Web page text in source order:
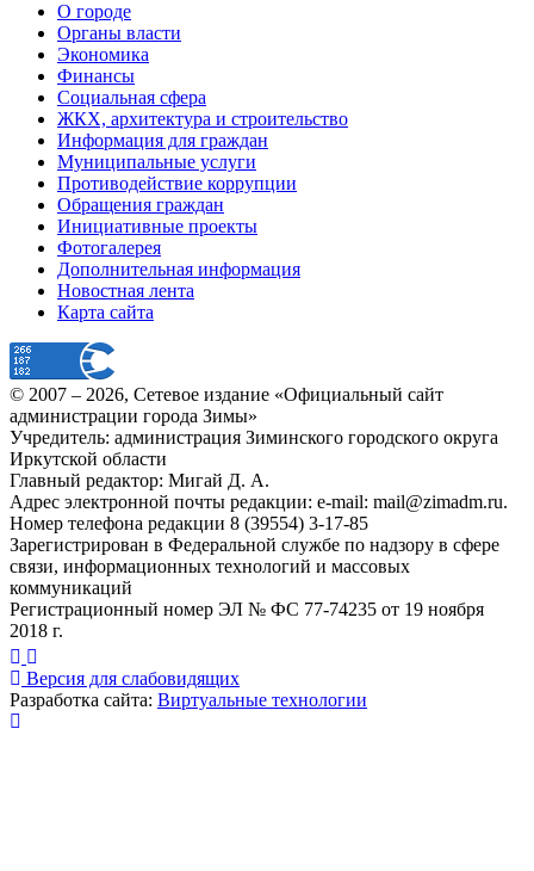
О городе
Органы власти
Экономика
Финансы
Социальная сфера
ЖКХ, архитектура и строительство
Информация для граждан
Муниципальные услуги
Противодействие коррупции
Обращения граждан
Инициативные проекты
Фотогалерея
Дополнительная информация
Новостная лента
Карта сайта
© 2007 – 2026, Сетевое издание «Официальный сайт
администрации города Зимы»
Учредитель: администрация Зиминского городского округа
Иркутской области
Главный редактор: Мигай Д. А.
Адрес электронной почты редакции: e-mail: mail@zimadm.ru.
Номер телефона редакции 8 (39554) 3-17-85
Зарегистрирован в Федеральной службе по надзору в сфере
связи, информационных технологий и массовых
коммуникаций
Регистрационный номер ЭЛ № ФС 77-74235 от 19 ноября
2018 г.
Версия для слабовидящих
Разработка сайта: Виртуальные технологии